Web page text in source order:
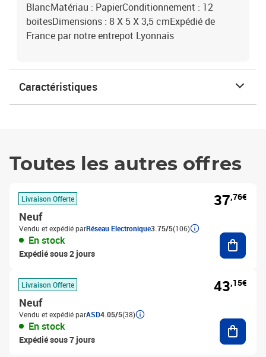
BlancMatériau : PapierConditionnement : 12
boitesDimensions : 8 X 5 X 3,5 cmExpédié de
France par notre entrepot Lyonnais
Caractéristiques
Toutes les autres offres
Livraison Offerte
Neuf
Vendu et expédié parRéseau Electronique3.75/5(106)
En stock
Expédié sous 2 jours
37,76€
Livraison Offerte
Neuf
Vendu et expédié parASD4.05/5(38)
En stock
Expédié sous 7 jours
43,15€